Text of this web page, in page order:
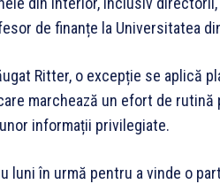
de finanțe la Universitatea
Ritter, o excepție se aplică
marchează un efort de
informații privilegiate.
luni în urmă pentru a vinde o